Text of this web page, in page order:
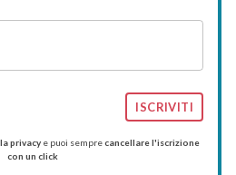
ISCRIVITI
privacy e puoi semprecancellare l'iscrizione
con un click